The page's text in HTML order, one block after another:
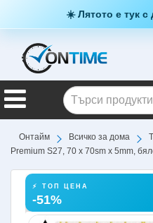
☀️ Лятото е тук с
Онтайм Всичко за дома
Premium S27, 70 х 70sm х 5mm,
⚡ ТОП ЦЕНА
-51%